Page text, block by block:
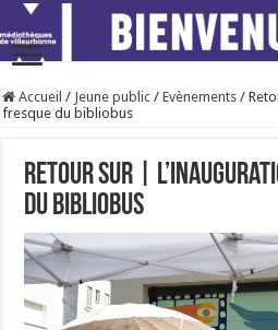
Accueil / Jeune public / Evènements /
fresque du bibliobus
Retour sur |
du bibliobus